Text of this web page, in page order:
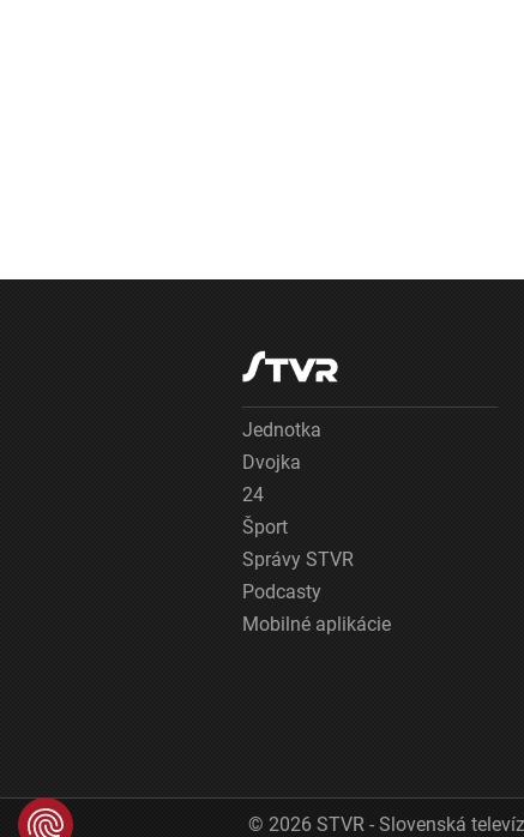
Jednotka
Dvojka
24
Šport
Správy STVR
Podcasty
Mobilné aplikácie
© 2026 STVR - Slovenská